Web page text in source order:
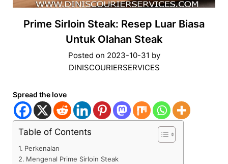
Prime Sirloin Steak: Resep Luar Biasa
Untuk Olahan Steak
Posted on 2023-10-31 by
DINISCOURIERSERVICES
Spread the love
Table of Contents
Perkenalan
Mengenal Prime Sirloin Steak